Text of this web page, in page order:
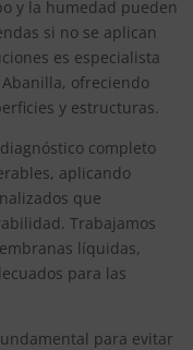
y la humedad pueden
si no se aplican
es especialista
ofreciendo
y estructuras.
completo
aplicando
que
Trabajamos
líquidas,
para las
para evitar